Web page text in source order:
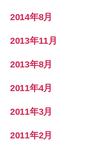
2014年8月
2013年11月
2013年8月
2011年4月
2011年3月
2011年2月